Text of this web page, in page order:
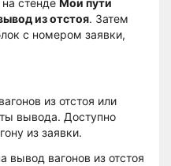
на стенде Мои пути
из отстоя. Затем
с номером заявки,
из отстоя или
вывода. Доступно
из заявки.
вывод вагонов из отстоя